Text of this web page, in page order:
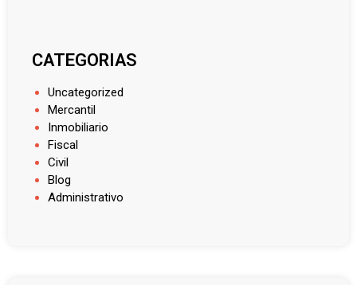
CATEGORIAS
Uncategorized
Mercantil
Inmobiliario
Fiscal
Civil
Blog
Administrativo